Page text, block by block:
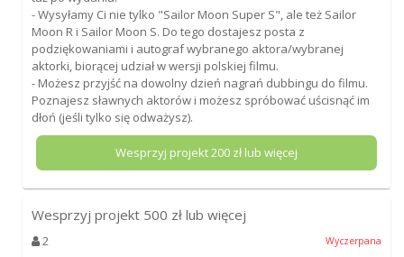
- Wysyłamy Ci nie tylko "Sailor Moon Super S", ale też Sailor
Moon R i Sailor Moon S. Do tego dostajesz posta z
podziękowaniami i autograf wybranego aktora/wybranej
aktorki, biorącej udział w wersji polskiej filmu.
- Możesz przyjść na dowolny dzień nagrań dubbingu do filmu.
Poznajesz sławnych aktorów i możesz spróbować uścisnąć im
dłoń (jeśli tylko się odważysz).
Wesprzyj projekt200zł lub więcej
Wesprzyj projekt 500 zł lub więcej
2 Wyczerpana